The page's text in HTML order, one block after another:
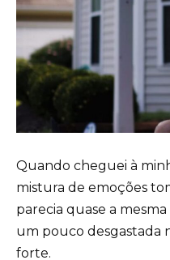
Quando cheguei à
mistura de emoções
parecia quase a
um pouco desgastada
forte.